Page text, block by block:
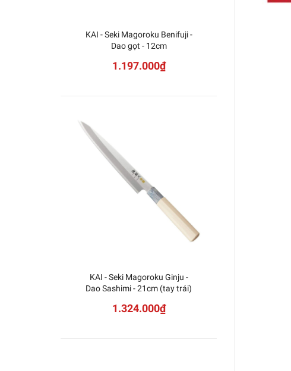
KAI - Seki Magoroku Benifuji -
Dao gọt - 12cm
1.197.000₫
KAI - Seki Magoroku Ginju -
Dao Sashimi - 21cm (tay trái)
1.324.000₫